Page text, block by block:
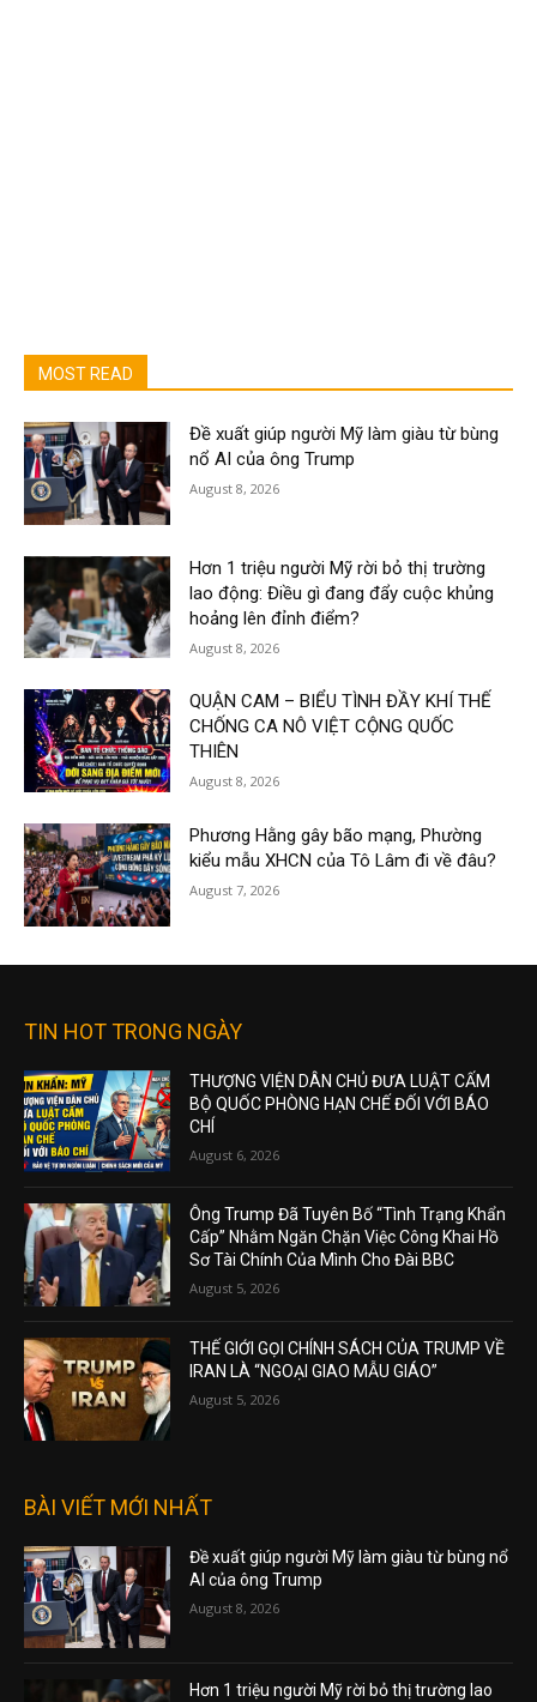
MOST READ
Đề xuất giúp người Mỹ làm giàu từ bùng
nổ AI của ông Trump
August 8, 2026
Hơn 1 triệu người Mỹ rời bỏ thị trường
lao động: Điều gì đang đẩy cuộc khủng
hoảng lên đỉnh điểm?
August 8, 2026
QUẬN CAM – BIỂU TÌNH ĐẦY KHÍ THẾ
CHỐNG CA NÔ VIỆT CỘNG QUỐC
THIÊN
August 8, 2026
Phương Hằng gây bão mạng, Phường
kiểu mẫu XHCN của Tô Lâm đi về đâu?
August 7, 2026
TIN HOT TRONG NGÀY
THƯỢNG VIỆN DÂN CHỦ ĐƯA LUẬT CẤM
BỘ QUỐC PHÒNG HẠN CHẾ ĐỐI VỚI BÁO
CHÍ
August 6, 2026
Ông Trump Đã Tuyên Bố “Tình Trạng Khẩn
Cấp” Nhằm Ngăn Chặn Việc Công Khai Hồ
Sơ Tài Chính Của Mình Cho Đài BBC
August 5, 2026
THẾ GIỚI GỌI CHÍNH SÁCH CỦA TRUMP VỀ
IRAN LÀ “NGOẠI GIAO MẪU GIÁO”
August 5, 2026
BÀI VIẾT MỚI NHẤT
Đề xuất giúp người Mỹ làm giàu từ bùng nổ
AI của ông Trump
August 8, 2026
Hơn 1 triệu người Mỹ rời bỏ thị trường lao